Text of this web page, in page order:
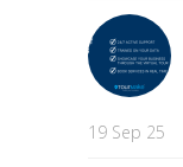
19 Sep 25